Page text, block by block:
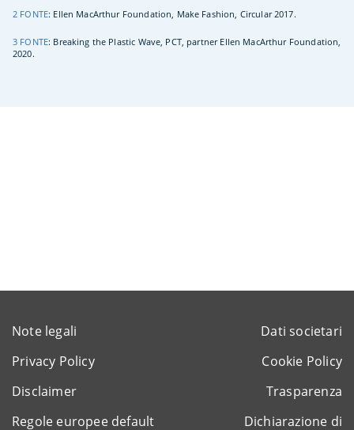
2 FONTE: Ellen MacArthur Foundation, Make Fashion, Circular 2017.
3 FONTE: Breaking the Plastic Wave, PCT, partner Ellen MacArthur Foundation,
2020.
Note legali
Dati societari
Privacy Policy
Cookie Policy
Disclaimer
Trasparenza
Regole europee default
Dichiarazione di